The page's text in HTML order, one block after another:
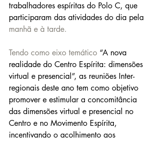
trabalhadores espíritas do Polo C, que
participaram das atividades do dia pela
manhã e à tarde.
Tendo como eixo temático “A nova
realidade do Centro Espírita: dimensões
virtual e presencial”, as reuniões Inter-
regionais deste ano tem como objetivo
promover e estimular a concomitância
das dimensões virtual e presencial no
Centro e no Movimento Espírita,
incentivando o acolhimento aos